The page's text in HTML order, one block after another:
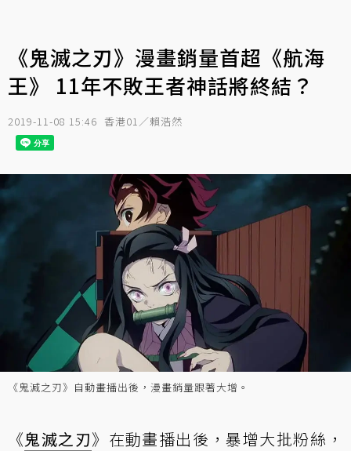
《鬼滅之刃》漫畫銷量首超《航海
王》 11年不敗王者神話將終結？
2019-11-08 15:46 香港01／賴浩然
《鬼滅之刃》自動畫播出後，漫畫銷量跟著大增。
《鬼滅之刃》在動畫播出後，暴增大批粉絲，